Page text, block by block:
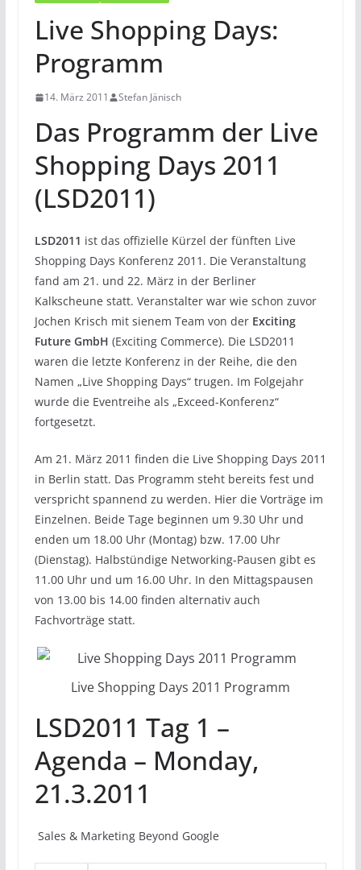
Live Shopping Days:
Programm
14. März 2011 Stefan Jänisch
Das Programm der Live
Shopping Days 2011
(LSD2011)
LSD2011 ist das offizielle Kürzel der fünften Live
Shopping Days Konferenz 2011. Die Veranstaltung
fand am 21. und 22. März in der Berliner
Kalkscheune statt. Veranstalter war wie schon zuvor
Jochen Krisch mit sienem Team von der Exciting
Future GmbH (Exciting Commerce). Die LSD2011
waren die letzte Konferenz in der Reihe, die den
Namen „Live Shopping Days“ trugen. Im Folgejahr
wurde die Eventreihe als „Exceed-Konferenz“
fortgesetzt.
Am 21. März 2011 finden die Live Shopping Days 2011
in Berlin statt. Das Programm steht bereits fest und
verspricht spannend zu werden. Hier die Vorträge im
Einzelnen. Beide Tage beginnen um 9.30 Uhr und
enden um 18.00 Uhr (Montag) bzw. 17.00 Uhr
(Dienstag). Halbstündige Networking-Pausen gibt es
11.00 Uhr und um 16.00 Uhr. In den Mittagspausen
von 13.00 bis 14.00 finden alternativ auch
Fachvorträge statt.
Live Shopping Days 2011 Programm
LSD2011 Tag 1 –
Agenda – Monday,
21.3.2011
Sales & Marketing Beyond Google